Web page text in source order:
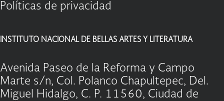
Políticas de privacidad
INSTITUTO NACIONAL DE BELLAS ARTES Y LITERATURA
Avenida Paseo de la Reforma y Campo
Marte s/n, Col. Polanco Chapultepec, Del.
Miguel Hidalgo, C. P. 11560, Ciudad de